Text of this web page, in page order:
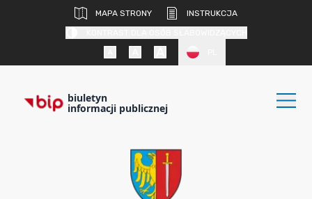
MAPA STRONY
INSTRUKCJA
biuletyn
informacji publicznej